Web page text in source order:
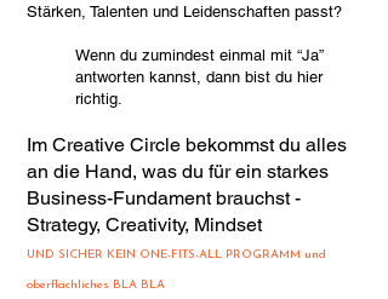
Stärken, Talenten und Leidenschaften passt?
Wenn du zumindest einmal mit “Ja”
antworten kannst, dann bist du hier
richtig.
Im Creative Circle bekommst du alles
an die Hand, was du für ein starkes
Business-Fundament brauchst -
Strategy, Creativity, Mindset
UND S ICHER KEIN ONE-FITS-ALL PROGRAMM und
oberflächliches BLA BLA